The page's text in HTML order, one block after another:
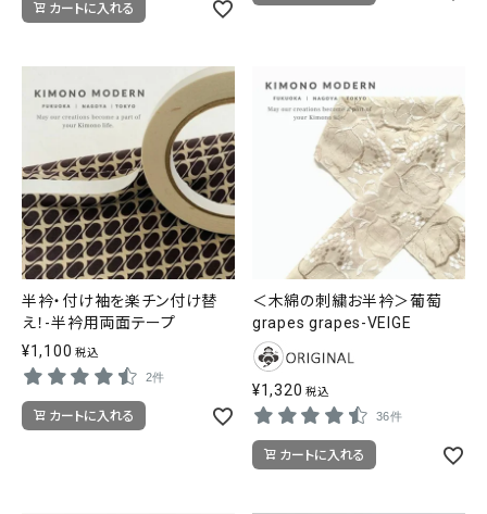
カートに入れる
半衿・付け袖を楽チン付け替
え！-半衿用両面テープ
¥1,100 税込
2件
カートに入れる
＜木綿の刺繍お半衿＞葡萄
grapes grapes-VEIGE
¥1,320 税込
36件
カートに入れる